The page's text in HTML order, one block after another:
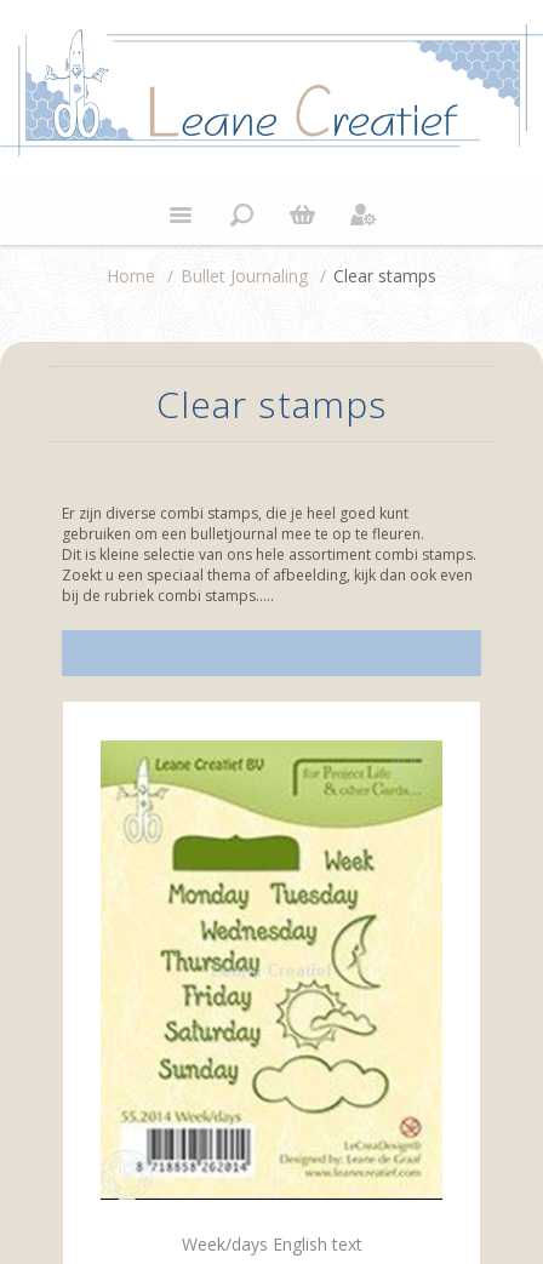
Home / Bullet Journaling / Clear stamps
Clear stamps
Er zijn diverse combi stamps, die je heel goed kunt
gebruiken om een bulletjournal mee te op te fleuren.
Dit is kleine selectie van ons hele assortiment combi stamps.
Zoekt u een speciaal thema of afbeelding, kijk dan ook even
bij de rubriek combi stamps.....
Week/days English text